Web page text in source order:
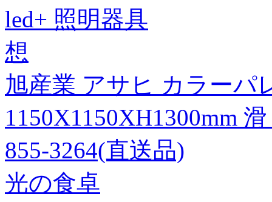
led+ 照明器具
想
旭産業 アサヒ カラーパ
1150X1150XH1300mm
855-3264(直送品)
光の食卓